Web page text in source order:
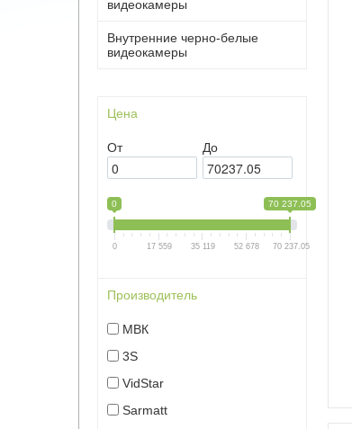
видеокамеры
Внутренние черно-белые
видеокамеры
Цена
От До
0 70 237.05
0 17 559 35 119 52 678 70 237.05
Производитель
МВК
3S
VidStar
Sarmatt